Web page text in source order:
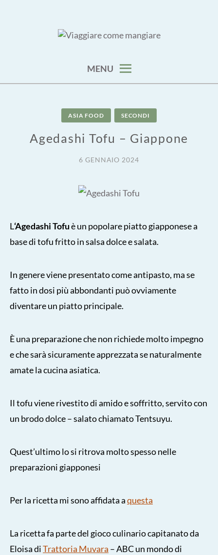
MENU
ASIA FOOD SECONDI
Agedashi Tofu – Giappone
6 GENNAIO 2024
L‘Agedashi Tofuè un popolare piatto giapponese a
base di tofu fritto in salsa dolce e salata.
In genere viene presentato come antipasto, ma se
fatto in dosi più abbondanti può ovviamente
diventare un piatto principale.
È una preparazione che non richiede molto impegno
e che sarà sicuramente apprezzata se naturalmente
amate la cucina asiatica.
Il tofu viene rivestito di amido e soffritto, servito con
un brodo dolce – salato chiamato Tentsuyu.
Quest’ultimo lo si ritrova molto spesso nelle
preparazioni giapponesi
Per la ricetta mi sono affidata aquesta
La ricetta fa parte del gioco culinario capitanato da
Eloisa diTrattoria Muvara – ABC un mondo di